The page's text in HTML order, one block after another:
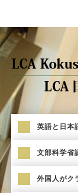
英語と日本
文部科学省
外国人がク